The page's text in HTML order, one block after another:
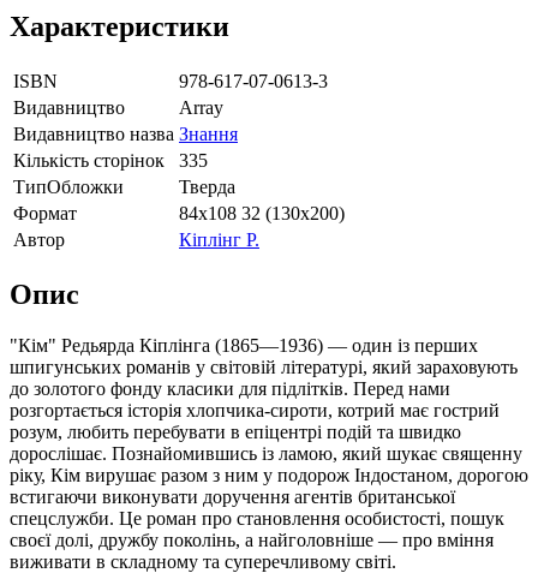
Характеристики
ISBN
978-617-07-0613-3
Видавництво
Array
Видавництво назва Знання
Кількість сторінок
335
ТипОбложки
Тверда
Формат
84х108 32 (130х200)
Автор
Кіплінг Р.
Опис
"Кім" Редьярда Кіплінга (1865—1936) — один із перших
шпигунських романів у світовій літературі, який зараховують
до золотого фонду класики для підлітків. Перед нами
розгортається історія хлопчика-сироти, котрий має гострий
розум, любить перебувати в епіцентрі подій та швидко
дорослішає. Познайомившись із ламою, який шукає священну
ріку, Кім вирушає разом з ним у подорож Індостаном, дорогою
встигаючи виконувати доручення агентів британської
спецслужби. Це роман про становлення особистості, пошук
своєї долі, дружбу поколінь, а найголовніше — про вміння
виживати в складному та суперечливому світі.